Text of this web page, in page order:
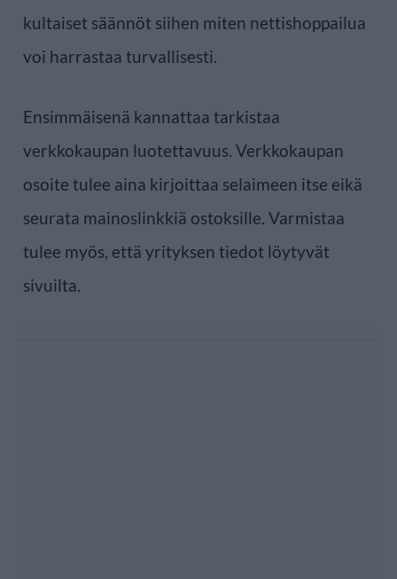
kultaiset säännöt siihen miten nettishoppailua
voi harrastaa turvallisesti.
Ensimmäisenä kannattaa tarkistaa
verkkokaupan luotettavuus. Verkkokaupan
osoite tulee aina kirjoittaa selaimeen itse eikä
seurata mainoslinkkiä ostoksille. Varmistaa
tulee myös, että yrityksen tiedot löytyvät
sivuilta.